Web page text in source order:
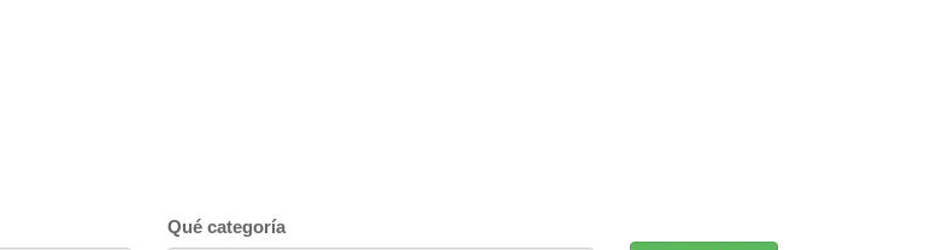
Qué categoría